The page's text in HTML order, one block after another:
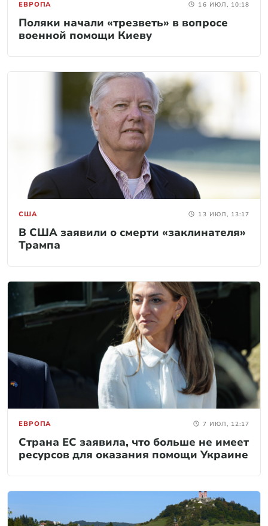
ЕВРОПА 16 ИЮЛ, 10:18
Поляки начали «трезветь» в вопросе
военной помощи Киеву
США 13 ИЮЛ, 13:17
В США заявили о смерти «заклинателя»
Трампа
ЕВРОПА 7 ИЮЛ, 12:17
Страна ЕС заявила, что больше не имеет
ресурсов для оказания помощи Украине